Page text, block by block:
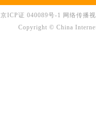
京ICP证 040089号-1 网络传播
Copyright © China